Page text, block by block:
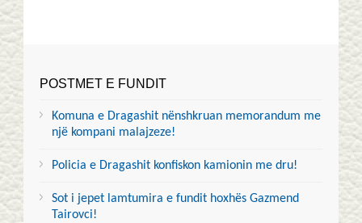
POSTMET E FUNDIT
Komuna e Dragashit nënshkruan memorandum me
një kompani malajzeze!
Policia e Dragashit konfiskon kamionin me dru!
Sot i jepet lamtumira e fundit hoxhës Gazmend
Tairovci!